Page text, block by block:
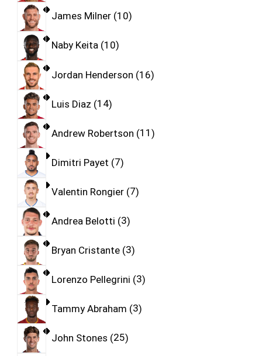
James Milner 10
Naby Keita 10
Jordan Henderson 16
Luis Diaz 14
Andrew Robertson 11
Dimitri Payet 7
Valentin Rongier 7
Andrea Belotti 3
Bryan Cristante 3
Lorenzo Pellegrini 3
Tammy Abraham 3
John Stones 25